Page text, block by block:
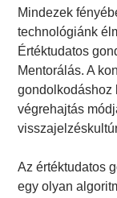
Mindezek
technológiánk
Értéktudatos
Mentorálás. A
gondolkodáshoz
végrehajtás
Az értéktudatos
egy olyan